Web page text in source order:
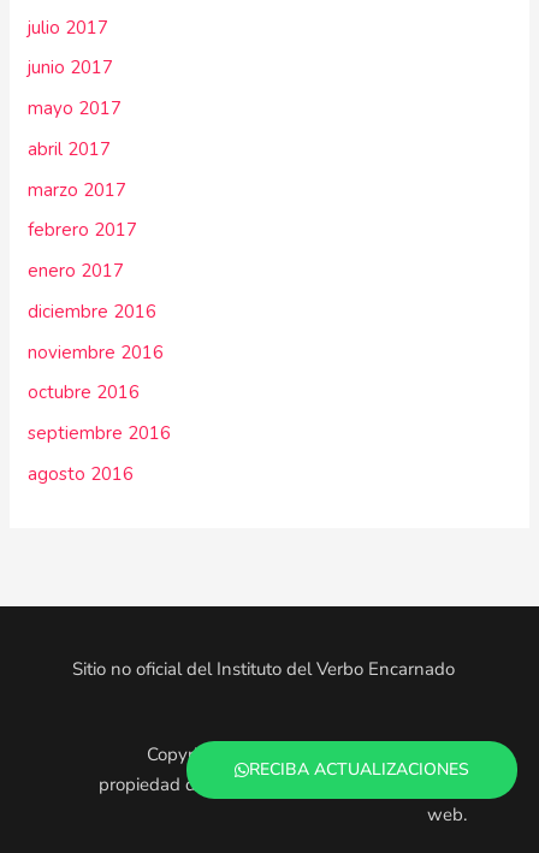
julio 2017
junio 2017
mayo 2017
abril 2017
marzo 2017
febrero 2017
enero 2017
diciembre 2016
noviembre 2016
octubre 2016
septiembre 2016
agosto 2016
RECIBA ACTUALIZACIONES
Sitio no oficial del Instituto del Verbo Encarnado
Copyright © 2025. Todo el contenido es
propiedad de los administradores de este sitio
web.